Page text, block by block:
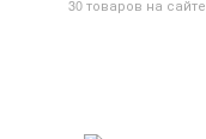
30 товаров на сайте